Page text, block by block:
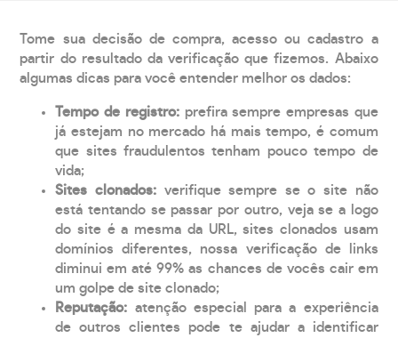
Tome sua decisão de compra, acesso ou cadastro a
partir do resultado da verificação que fizemos. Abaixo
algumas dicas para você entender melhor os dados:
Tempo de registro: prefira sempre empresas que
já estejam no mercado há mais tempo, é comum
que sites fraudulentos tenham pouco tempo de
vida;
Sites clonados: verifique sempre se o site não
está tentando se passar por outro, veja se a logo
do site é a mesma da URL, sites clonados usam
domínios diferentes, nossa verificação de links
diminui em até 99% as chances de vocês cair em
um golpe de site clonado;
Reputação: atenção especial para a experiência
de outros clientes pode te ajudar a identificar